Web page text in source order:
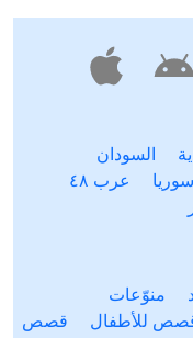
السودان
سوريا
عرب ٤٨
منوّعات
للأطفال
قصص